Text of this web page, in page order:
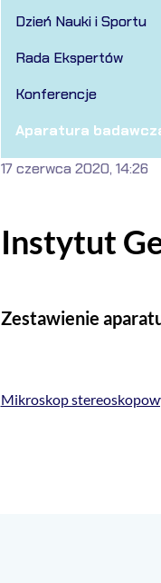
Dzień Nauki i Sportu
Rada Ekspertów
Konferencje
Aparatura
Instytut
Zestawienie
17 czerwca 2020, 14:26
Mikroskop